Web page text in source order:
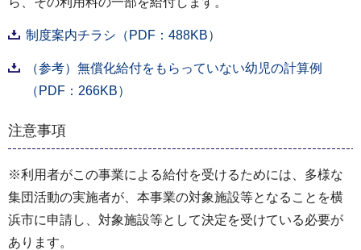
制度案内チラシ（PDF：488KB）
（参考）無償化給付をもらっていない幼児の計算例
（PDF：266KB）
注意事項
※利用者がこの事業による給付を受けるためには、多様な
集団活動の実施者が、本事業の対象施設等となることを横
浜市に申請し、対象施設等として決定を受けている必要が
あります。